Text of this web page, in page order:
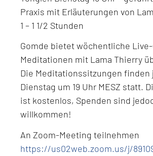
Praxis mit Erläuterungen von
1 – 1 1/2 Stunden
Gomde bietet wöchentliche
Meditationen mit Lama Thierry
Die Meditationssitzungen finden
Dienstag um 19 Uhr MESZ statt.
ist kostenlos, Spenden sind
willkommen!
An Zoom-Meeting teilnehmen
https://us02web.zoom.us/j/